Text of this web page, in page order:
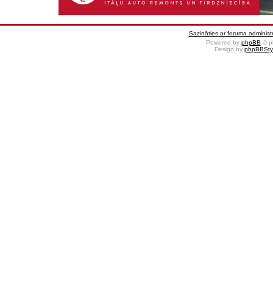
Sazināties ar foruma
Powered by phpBB ©
Design by